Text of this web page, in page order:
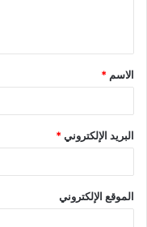
الاسم *
البريد الإلكتروني*
الموقع الإلكتروني